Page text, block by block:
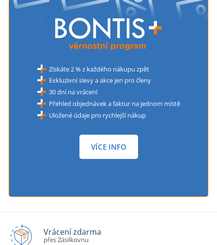
Získáte 2 % z každého nákupu zpět
Exkluzivní slevy a akce jen pro členy
30 dní na vrácení
Přehled objednávek a faktur na jednom místě
Uložené údaje pro rychlejší nákup
VÍCE INFO
Vrácení zdarma
přes Zásilkovnu